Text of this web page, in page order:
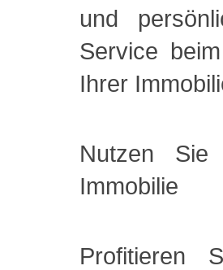
und
Service
Ihrer
Nutzen
Immobilie
Profitieren